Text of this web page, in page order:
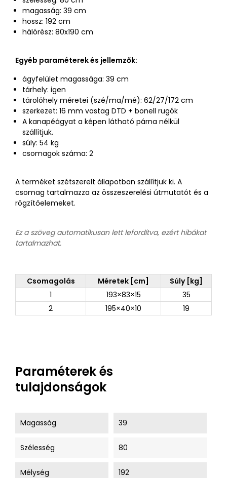
magasság: 39 cm
hossz: 192 cm
hálórész: 80x190 cm
Egyéb paraméterek és jellemzők:
ágyfelület magassága: 39 cm
tárhely: igen
tárolóhely méretei (szé/ma/mé): 62/27/172 cm
szerkezet: 16 mm vastag DTD + bonell rugók
A kanapéágyat a képen látható párna nélkül
szállítjuk.
súly: 54 kg
csomagok száma: 2
A terméket szétszerelt állapotban szállítjuk ki. A
csomag tartalmazza az összeszerelési útmutatót és a
rögzítőelemeket.
Ez a szöveg automatikusan lett lefordítva, ezért hibákat
tartalmazhat.
Csomagolás Méretek [cm]
Súly [kg]
1
193×83×15
35
2
195×40×10 19
Paraméterek és
tulajdonságok
Magasság 39
Szélesség 80
Mélység 192